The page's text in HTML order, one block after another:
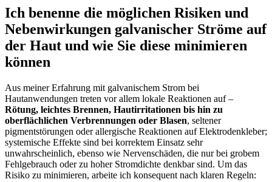
Ich benenne die möglichen Risiken und
Nebenwirkungen galvanischer ‌Ströme auf
der Haut und ‍wie Sie‌ diese minimieren
können
Aus meiner Erfahrung mit galvanischem Strom bei
Hautanwendungen treten vor allem lokale Reaktionen auf –
Rötung, leichtes Brennen, Hautirritationen ⁢bis hin zu
oberflächlichen Verbrennungen oder Blasen, seltener
pigmentstörungen oder allergische Reaktionen auf​ Elektrodenkleber;
systemische Effekte⁣ sind bei ⁢korrektem Einsatz sehr
unwahrscheinlich, ebenso wie Nervenschäden, die nur bei grobem
Fehlgebrauch oder zu hoher Stromdichte denkbar ‌sind. Um das
Risiko zu ​minimieren, arbeite ich konsequent nach klaren Regeln: